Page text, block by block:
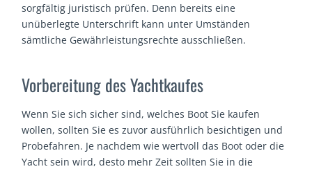
sorgfältig juristisch prüfen. Denn bereits eine
unüberlegte Unterschrift kann unter Umständen
sämtliche Gewährleistungsrechte ausschließen.
Vorbereitung des Yachtkaufes
Wenn Sie sich sicher sind, welches Boot Sie kaufen
wollen, sollten Sie es zuvor ausführlich besichtigen und
Probefahren. Je nachdem wie wertvoll das Boot oder die
Yacht sein wird, desto mehr Zeit sollten Sie in die